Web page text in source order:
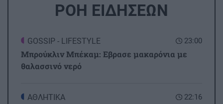
ΡΟΗ ΕΙΔΗΣΕΩΝ
23:00
GOSSIP - LIFESTYLE
Μπρούκλιν Μπέκαμ: Εβρασε μακαρόνια με
θαλασσινό νερό
22:16
ΑΘΛΗΤΙΚΑ